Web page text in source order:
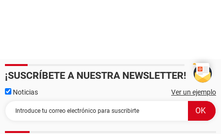
¡SUSCRÍBETE A NUESTRA NEWSLETTER!
Noticias Ver un ejemplo